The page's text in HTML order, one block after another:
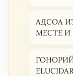
АДСОА
МЕСТЕ И